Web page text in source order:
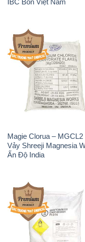
Sodium Percarbonate
Bột Trung Quốc China
Sodium Benzoate – Mốc
Chữ Cam Food Grade
Quốc China